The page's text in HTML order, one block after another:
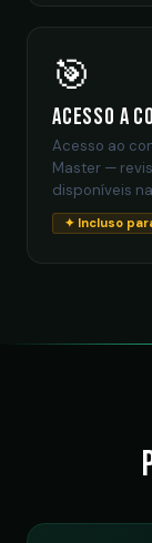
🎯
Acesso a
Acesso ao
Master —
disponíveis
✦ Incluso